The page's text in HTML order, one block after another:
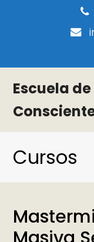
Escuela
Cursos